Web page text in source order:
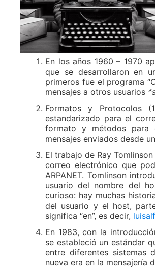
En los años 1960 – 1970
que se desarrollaron en
primeros fue el programa
mensajes a otros usuarios
Formatos y Protocolos
estandarizado para el
formato y métodos para
mensajes enviados desde
El trabajo de Ray
correo electrónico que
ARPANET. Tomlinson
usuario del nombre del
curioso: hay muchas
del usuario y el host,
significa “en”, es decir,
En 1983, con la
se estableció un estándar
entre diferentes sistemas
nueva era en la mensajería